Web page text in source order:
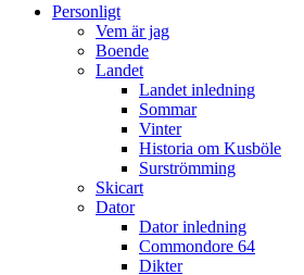
Personligt
Vem är jag
Boende
Landet
Landet inledning
Sommar
Vinter
Historia om Kusböle
Surströmming
Skicart
Dator
Dator inledning
Commondore 64
Dikter